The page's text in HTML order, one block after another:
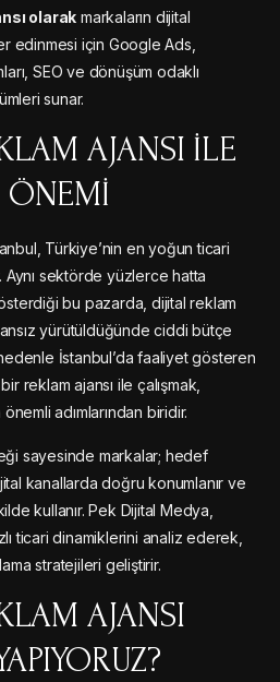
olarak markaların dijital
edinmesi için Google Ads,
SEO ve dönüşüm odaklı
sunar.
AJANSI ILE
Türkiye’nin en yoğun ticari
sektörde yüzlerce hatta
bu pazarda, dijital reklam
yürütüldüğünde ciddi bütçe
İstanbul’da faaliyet gösteren
reklam ajansı ile çalışmak,
adımlarından biridir.
sayesinde markalar; hedef
kanallarda doğru konumlanır ve
kullanır. Pek Dijital Medya,
ticari dinamiklerini analiz ederek,
stratejileri geliştirir.
AJANSI